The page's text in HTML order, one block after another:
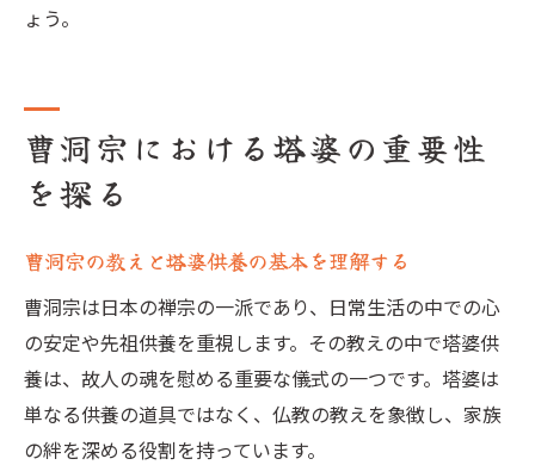
ょう。
曹洞宗における塔婆の重要性
を探る
曹洞宗の教えと塔婆供養の基本を理解する
曹洞宗は日本の禅宗の一派であり、日常生活の中での心
の安定や先祖供養を重視します。その教えの中で塔婆供
養は、故人の魂を慰める重要な儀式の一つです。塔婆は
単なる供養の道具ではなく、仏教の教えを象徴し、家族
の絆を深める役割を持っています。